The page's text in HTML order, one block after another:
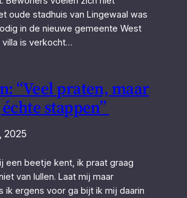
oude stadhuis van Lingewaal was
in de nieuwe gemeente West
villa is verkocht…
“Veel praten, maar
stappen”
2025
een beetje kent, ik praat graag
van lullen. Laat mij maar
ik ergens voor ga bijt ik mij daarin